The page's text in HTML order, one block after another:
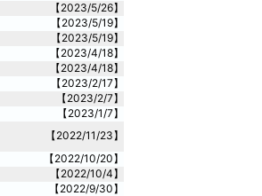
【2023/5/26】
【2023/5/19】
【2023/5/19】
【2023/4/18】
【2023/4/18】
【2023/2/17】
【2023/2/7】
【2023/1/7】
【2022/11/23】
【2022/10/20】
【2022/10/4】
【2022/9/30】